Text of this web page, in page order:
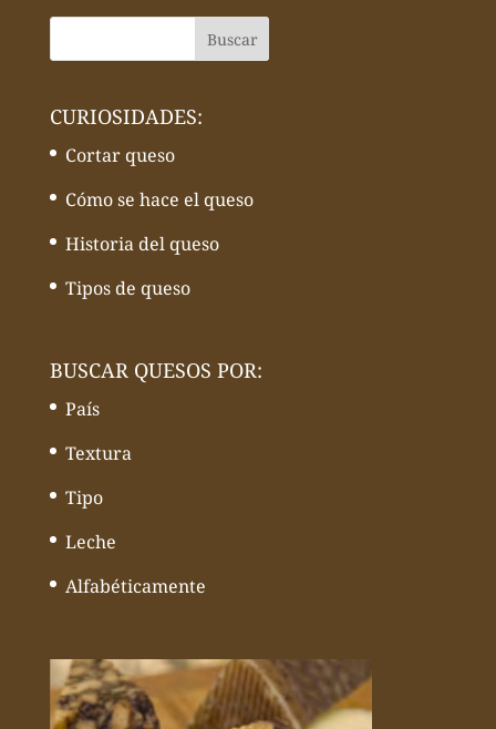
CURIOSIDADES:
Cortar queso
Cómo se hace el queso
Historia del queso
Tipos de queso
BUSCAR QUESOS POR:
País
Textura
Tipo
Leche
Alfabéticamente